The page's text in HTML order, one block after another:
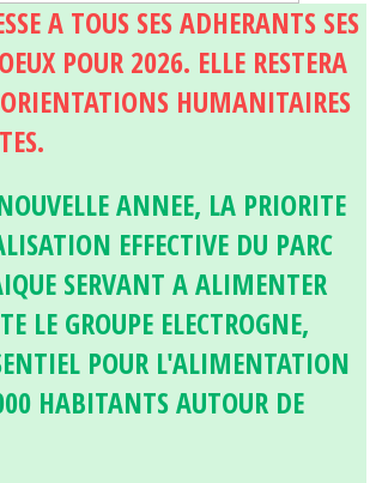
A TOUS SES ADHERANTS SES
POUR 2026. ELLE RESTERA
ORIENTATIONS HUMANITAIRES
ANNEE, LA PRIORITE
EFFECTIVE DU PARC
SERVANT A ALIMENTER
LE GROUPE ELECTROGNE,
POUR L'ALIMENTATION
HABITANTS AUTOUR DE